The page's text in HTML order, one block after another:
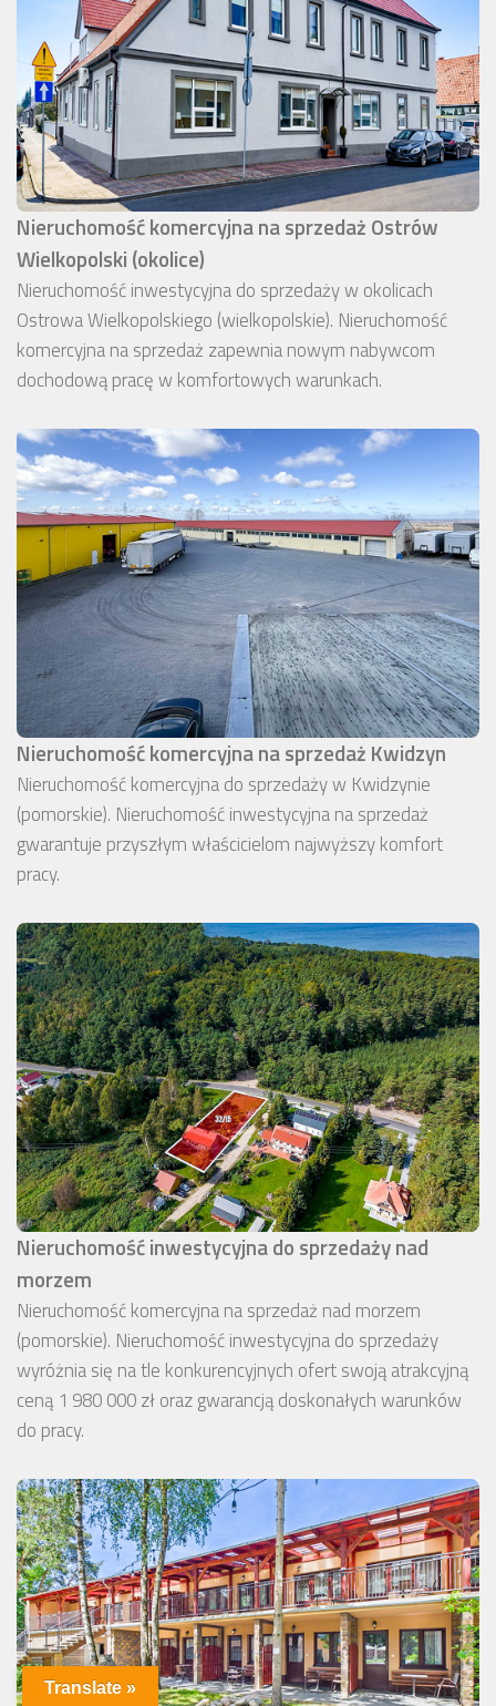
Nieruchomość komercyjna na sprzedaż Ostrów
Wielkopolski (okolice)
Nieruchomość inwestycyjna do sprzedaży w okolicach
Ostrowa Wielkopolskiego (wielkopolskie). Nieruchomość
komercyjna na sprzedaż zapewnia nowym nabywcom
dochodową pracę w komfortowych warunkach.
Nieruchomość komercyjna na sprzedaż Kwidzyn
Nieruchomość komercyjna do sprzedaży w Kwidzynie
(pomorskie). Nieruchomość inwestycyjna na sprzedaż
gwarantuje przyszłym właścicielom najwyższy komfort
pracy.
Nieruchomość inwestycyjna do sprzedaży nad
morzem
Nieruchomość komercyjna na sprzedaż nad morzem
(pomorskie). Nieruchomość inwestycyjna do sprzedaży
wyróżnia się na tle konkurencyjnych ofert swoją atrakcyjną
ceną 1 980 000 zł oraz gwarancją doskonałych warunków
do pracy.
Translate »